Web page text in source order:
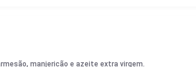
manjericão e azeite extra virgem.